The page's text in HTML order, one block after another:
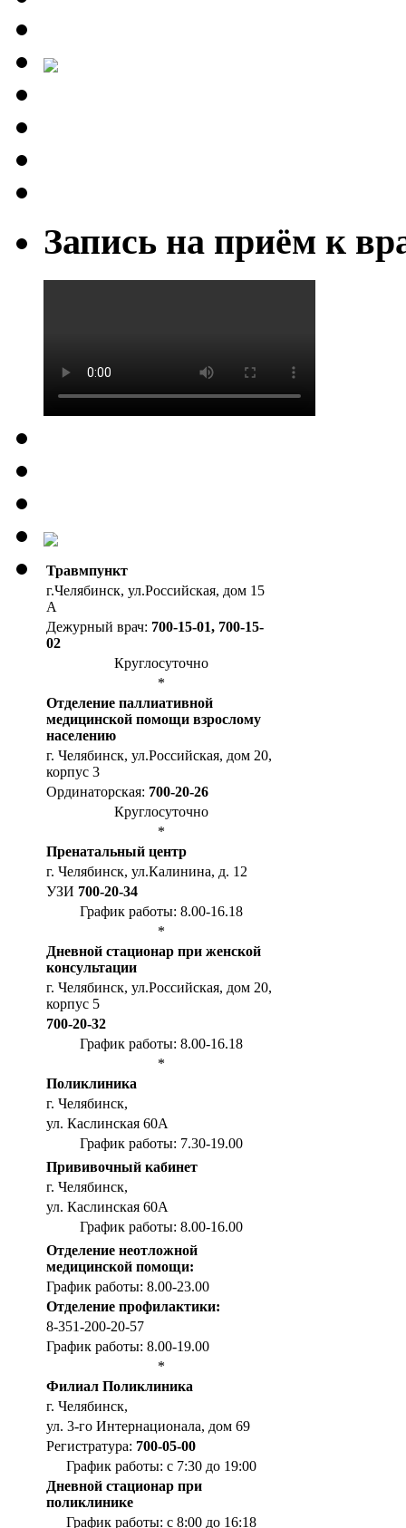
Запись на приём к
Травмпункт
г.Челябинск, ул.Российская, дом 15
А
Дежурный врач: 700-15-01, 700-15-
02
Круглосуточно
*
Отделение паллиативной
медицинской помощи взрослому
населению
г. Челябинск, ул.Российская, дом 20,
корпус 3
Ординаторская: 700-20-26
Круглосуточно
*
Пренатальный центр
г. Челябинск, ул.Калинина, д. 12
УЗИ 700-20-34
График работы: 8.00-16.18
*
Дневной стационар при женской
консультации
г. Челябинск, ул.Российская, дом 20,
корпус 5
700-20-32
График работы: 8.00-16.18
*
Поликлиника
г. Челябинск,
ул. Каслинская 60А
График работы: 7.30-19.00
Прививочный кабинет
г. Челябинск,
ул. Каслинская 60А
График работы: 8.00-16.00
Отделение неотложной
медицинской помощи:
График работы: 8.00-23.00
Отделение профилактики:
8-351-200-20-57
График работы: 8.00-19.00
*
Филиал Поликлиника
г. Челябинск,
ул. 3-го Интернационала, дом 69
Регистратура: 700-05-00
График работы: с 7:30 до 19:00
Дневной стационар при
поликлинике
График работы: с 8:00 до 16:18